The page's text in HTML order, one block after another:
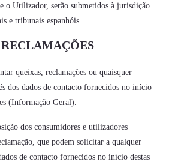
o Utilizador, serão submetidos à jurisdição
e tribunais espanhóis.
queixas, reclamações ou quaisquer
dos dados de contacto fornecidos no início
(Informação Geral).
dos consumidores e utilizadores
que podem solicitar a qualquer
de contacto fornecidos no início destas